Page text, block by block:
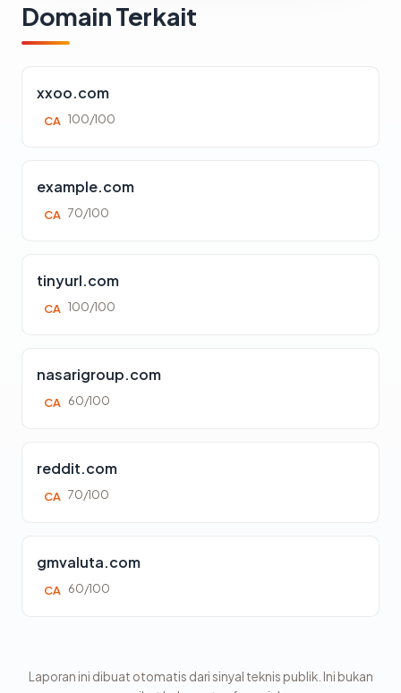
Domain Terkait
xxoo.com
CA 100/100
example.com
CA 70/100
tinyurl.com
CA 100/100
nasarigroup.com
CA 60/100
reddit.com
CA 70/100
gmvaluta.com
CA 60/100
Laporan ini dibuat otomatis dari sinyal teknis publik. Ini bukan